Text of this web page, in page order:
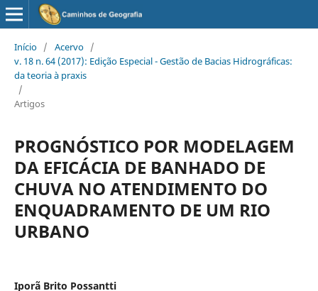
Início / Acervo /
v. 18 n. 64 (2017): Edição Especial - Gestão de Bacias Hidrográficas:
da teoria à praxis
/
Artigos
PROGNÓSTICO POR MODELAGEM
DA EFICÁCIA DE BANHADO DE
CHUVA NO ATENDIMENTO DO
ENQUADRAMENTO DE UM RIO
URBANO
Iporã Brito Possantti